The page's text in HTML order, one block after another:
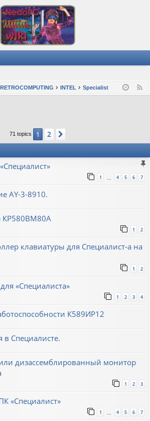
RETROCOMPUTING INTEL Specialist
71 topics 1 2
1 … 4 5 6 7
AY-3-8910.
КР580ВМ80А
1 2
клавиатуры для Специалист-а на
1 2
«Специалиста»
1 2 3 4
К589ИР12
Специалисте.
дизассемблированный монитор
1 2 3
«Специалист»
1 4 5 6 7